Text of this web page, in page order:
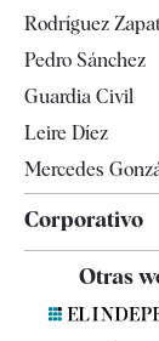
Televisión
Rodríguez
Pedro Sánchez
Guardia Civil
Leire Díez
Mercedes
Corporativo
Otras